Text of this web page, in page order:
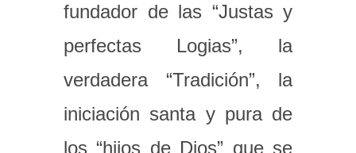
fundador de las “Justas y
perfectas Logias”, la
verdadera “Tradición”, la
iniciación santa y pura de
los “hijos de Dios” que se